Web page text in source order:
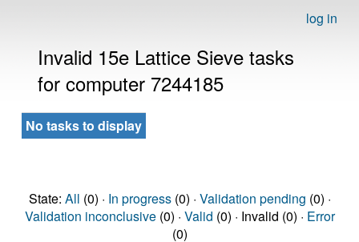
log in
Invalid 15e Lattice Sieve tasks
for computer 7244185
No tasks to display
State: All (0) · In progress(0) · Validation pending (0) ·
Validation inconclusive(0) · Valid (0) · Invalid (0) · Error
(0)